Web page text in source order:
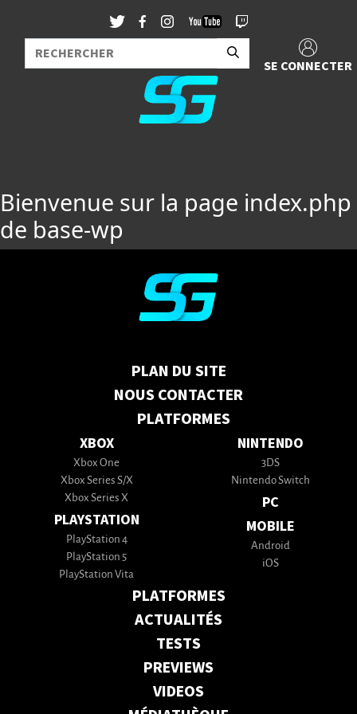
SE CONNECTER
Bienvenue sur la page index.php
de base-wp
PLAN DU SITE
NOUS CONTACTER
PLATFORMES
XBOX
Xbox One
Xbox Series S/X
Xbox Series X
PLAYSTATION
PlayStation 4
PlayStation 5
PlayStation Vita
NINTENDO
3DS
Nintendo Switch
PC
MOBILE
Android
iOS
PLATFORMES
ACTUALITÉS
TESTS
PREVIEWS
VIDEOS